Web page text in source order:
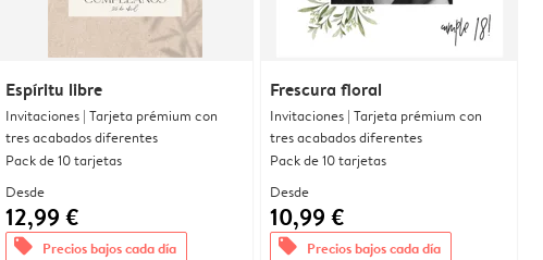
Espíritu libre
Invitaciones | Tarjeta prémium con
tres acabados diferentes
Pack de 10 tarjetas
Desde
12,99 €
offers Precios bajos cada día
Frescura floral
Invitaciones | Tarjeta prémium con
tres acabados diferentes
Pack de 10 tarjetas
Desde
10,99 €
offers Precios bajos cada día